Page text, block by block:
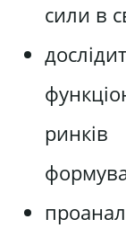
сили в